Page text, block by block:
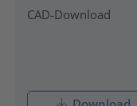
CAD-Download